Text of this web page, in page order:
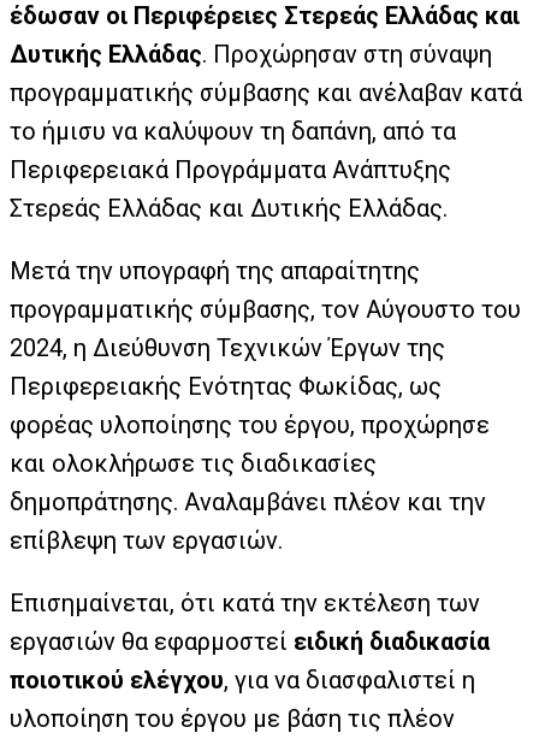
έδωσαν οι Περιφέρειες Στερεάς Ελλάδας και
Δυτικής Ελλάδας. Προχώρησαν στη σύναψη
προγραμματικής σύμβασης και ανέλαβαν κατά
το ήμισυ να καλύψουν τη δαπάνη, από τα
Περιφερειακά Προγράμματα Ανάπτυξης
Στερεάς Ελλάδας και Δυτικής Ελλάδας.
Μετά την υπογραφή της απαραίτητης
προγραμματικής σύμβασης, τον Αύγουστο του
2024, η Διεύθυνση Τεχνικών Έργων της
Περιφερειακής Ενότητας Φωκίδας, ως
φορέας υλοποίησης του έργου, προχώρησε
και ολοκλήρωσε τις διαδικασίες
δημοπράτησης. Αναλαμβάνει πλέον και την
επίβλεψη των εργασιών.
Επισημαίνεται, ότι κατά την εκτέλεση των
εργασιών θα εφαρμοστεί ειδική διαδικασία
ποιοτικού ελέγχου, για να διασφαλιστεί η
υλοποίηση του έργου με βάση τις πλέον